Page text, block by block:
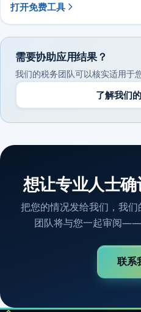
打开免费工具
需要协助应用结果？
我们的税务团队可以核实适用于
了解我们
想让专业人士
把您的情况发给我们，我们
团队将与您一起审阅——
联系